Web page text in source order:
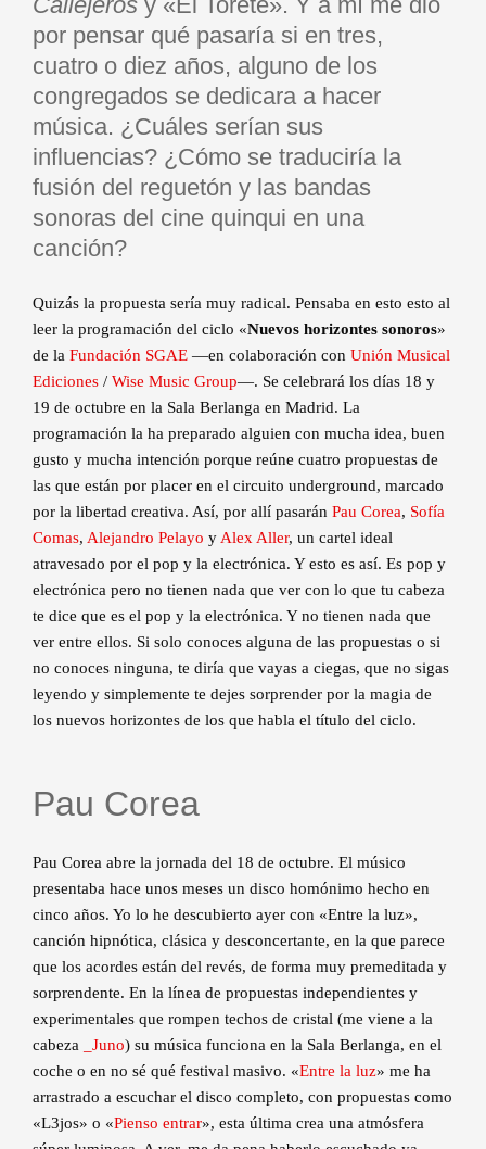
por pensar qué pasaría si en tres,
cuatro o diez años, alguno de los
congregados se dedicara a hacer
música. ¿Cuáles serían sus
influencias? ¿Cómo se traduciría la
fusión del reguetón y las bandas
sonoras del cine quinqui en una
canción?
Quizás la propuesta sería muy radical. Pensaba en esto esto al
leer la programación del ciclo «Nuevos horizontes sonoros»
de la Fundación SGAE —en colaboración con Unión Musical
Ediciones / Wise Music Group—. Se celebrará los días 18 y
19 de octubre en la Sala Berlanga en Madrid. La
programación la ha preparado alguien con mucha idea, buen
gusto y mucha intención porque reúne cuatro propuestas de
las que están por placer en el circuito underground, marcado
por la libertad creativa. Así, por allí pasarán Pau Corea, Sofía
Comas, Alejandro Pelayo yAlex Aller, un cartel ideal
atravesado por el pop y la electrónica. Y esto es así. Es pop y
electrónica pero no tienen nada que ver con lo que tu cabeza
te dice que es el pop y la electrónica. Y no tienen nada que
ver entre ellos. Si solo conoces alguna de las propuestas o si
no conoces ninguna, te diría que vayas a ciegas, que no sigas
leyendo y simplemente te dejes sorprender por la magia de
los nuevos horizontes de los que habla el título del ciclo.
Pau Corea
Pau Corea abre la jornada del 18 de octubre. El músico
presentaba hace unos meses un disco homónimo hecho en
cinco años. Yo lo he descubierto ayer con «Entre la luz»,
canción hipnótica, clásica y desconcertante, en la que parece
que los acordes están del revés, de forma muy premeditada y
sorprendente. En la línea de propuestas independientes y
experimentales que rompen techos de cristal (me viene a la
cabeza _Juno) su música funciona en la Sala Berlanga, en el
coche o en no sé qué festival masivo. «Entre la luz» me ha
arrastrado a escuchar el disco completo, con propuestas como
«L3jos» o «Pienso entrar», esta última crea una atmósfera